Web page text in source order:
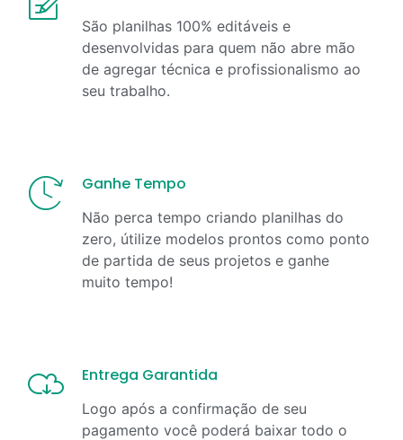
São planilhas 100% editáveis e
desenvolvidas para quem não abre mão
de agregar técnica e profissionalismo ao
seu trabalho.
Ganhe Tempo
Não perca tempo criando planilhas do
zero, útilize modelos prontos como ponto
de partida de seus projetos e ganhe
muito tempo!
Entrega Garantida
Logo após a confirmação de seu
pagamento você poderá baixar todo o